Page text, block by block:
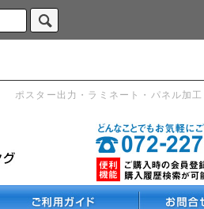
ポスター出力・ラミネート・パネル加